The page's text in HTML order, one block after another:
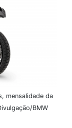
mensalidade da
BMW